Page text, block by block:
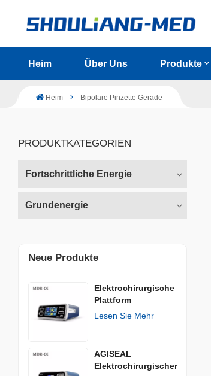
Heim Über Uns Produkte
Heim Bipolare Pinzette Gerade
PRODUKTKATEGORIEN
Fortschrittliche Energie
Grundenergie
Neue Produkte
Elektrochirurgische
Plattform
Lesen Sie Mehr
AGISEAL
Elektrochirurgischer